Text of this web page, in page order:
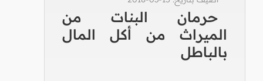
حرمان البنات من
الميراث من أكل المال
بالباطل